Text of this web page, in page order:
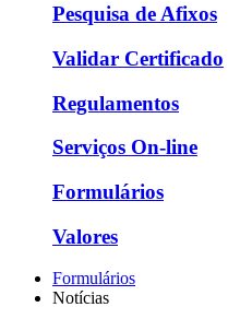
Pesquisa de Afixos
Validar Certificado
Regulamentos
Serviços On-line
Formulários
Valores
Formulários
Notícias